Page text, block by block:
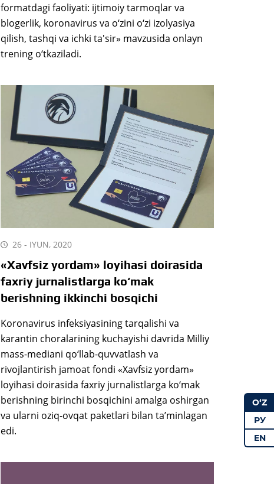
formatdagi faoliyati: ijtimoiy tarmoqlar va
blogerlik, koronavirus va o‘zini o‘zi izolyasiya
qilish, tashqi va ichki ta'sir» mavzusida onlayn
trening o‘tkaziladi.
26 - IYUN, 2020
«Xavfsiz yordam» loyihasi doirasida
faxriy jurnalistlarga ko‘mak
berishning ikkinchi bosqichi
Koronavirus infeksiyasining tarqalishi va
karantin choralarining kuchayishi davrida Milliy
mass-mediani qo‘llab-quvvatlash va
rivojlantirish jamoat fondi «Xavfsiz yordam»
loyihasi doirasida faxriy jurnalistlarga ko‘mak
berishning birinchi bosqichini amalga oshirgan
va ularni oziq-ovqat paketlari bilan ta’minlagan
edi.
O‘Z
РУ
EN